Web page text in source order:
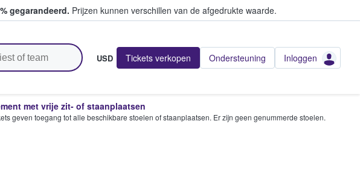
gegarandeerd. Prijzen kunnen verschillen van de afgedrukte waarde.
USD Tickets verkopen Ondersteuning Inloggen
met vrije zit- of staanplaatsen
geven toegang tot alle beschikbare stoelen of staanplaatsen. Er zijn geen genummerde stoelen.